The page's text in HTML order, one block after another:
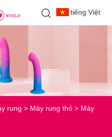
tiếng Việt
rung > Máy rung thỏ > Máy